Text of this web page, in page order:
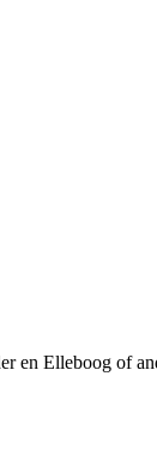
en Elleboog of